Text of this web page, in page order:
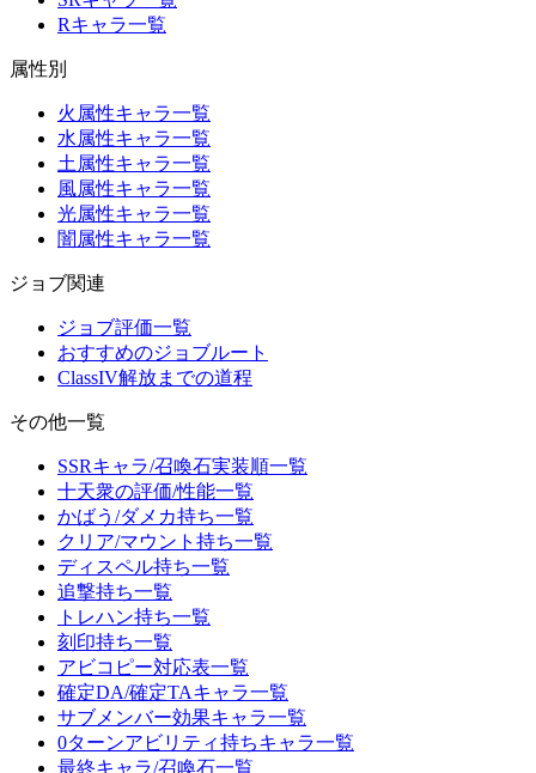
Rキャラ一覧
属性別
火属性キャラ一覧
水属性キャラ一覧
土属性キャラ一覧
風属性キャラ一覧
光属性キャラ一覧
闇属性キャラ一覧
ジョブ関連
ジョブ評価一覧
おすすめのジョブルート
ClassIV解放までの道程
その他一覧
SSRキャラ/召喚石実装順一覧
十天衆の評価/性能一覧
かばう/ダメカ持ち一覧
クリア/マウント持ち一覧
ディスペル持ち一覧
追撃持ち一覧
トレハン持ち一覧
刻印持ち一覧
アビコピー対応表一覧
確定DA/確定TAキャラ一覧
サブメンバー効果キャラ一覧
0ターンアビリティ持ちキャラ一覧
最終キャラ/召喚石一覧